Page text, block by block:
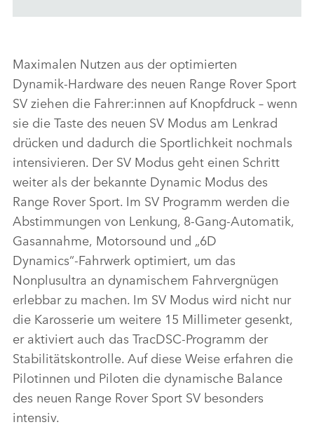
Maximalen Nutzen aus der optimierten
Dynamik‑Hardware des neuen Range Rover Sport
SV ziehen die Fahrer:innen auf Knopfdruck – wenn
sie die Taste des neuen SV Modus am Lenkrad
drücken und dadurch die Sportlichkeit nochmals
intensivieren. Der SV Modus geht einen Schritt
weiter als der bekannte Dynamic Modus des
Range Rover Sport. Im SV Programm werden die
Abstimmungen von Lenkung, 8‑Gang‑Automatik,
Gasannahme, Motorsound und „6D
Dynamics“‑Fahrwerk optimiert, um das
Nonplusultra an dynamischem Fahrvergnügen
erlebbar zu machen. Im SV Modus wird nicht nur
die Karosserie um weitere 15 Millimeter gesenkt,
er aktiviert auch das TracDSC‑Programm der
Stabilitätskontrolle. Auf diese Weise erfahren die
Pilotinnen und Piloten die dynamische Balance
des neuen Range Rover Sport SV besonders
intensiv.